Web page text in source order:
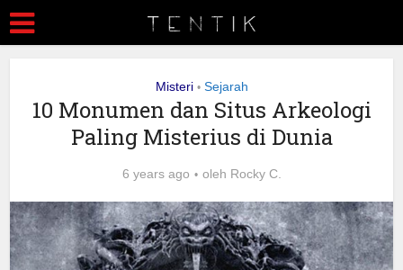
Misteri • Sejarah
10 Monumen dan Situs Arkeologi
Paling Misterius di Dunia
6 years ago oleh Rocky C.